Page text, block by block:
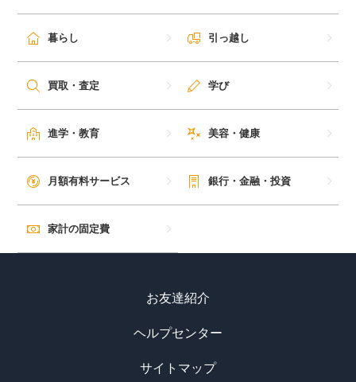
暮らし 引っ越し
買取・査定 学び
進学・教育 美容・健康
月額有料サービス 銀行・金融・投資
家計の固定費
お友達紹介
ヘルプセンター
サイトマップ